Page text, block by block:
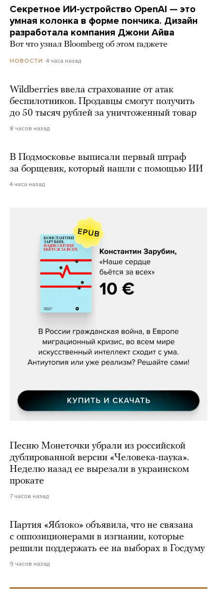
Секретное ИИ-устройство OpenAI — это
умная колонка в форме пончика. Дизайн
разработала компания Джони Айва
Вот что узнал Bloomberg об этом гаджете
НОВОСТИ 4 часа назад
Wildberries ввела страхование от атак
беспилотников. Продавцы смогут получить
до 50 тысяч рублей за уничтоженный товар
8 часов назад
В Подмосковье выписали первый штраф
за борщевик, который нашли с помощью ИИ
4 часа назад
Константин Зарубин, «Наше сердце
Песню Монеточки убрали из российской
дублированной версии «Человека-паука».
Неделю назад ее вырезали в украинском
прокате
7 часов назад
Партия «Яблоко» объявила, что не связана
с оппозиционерами в изгнании, которые
решили поддержать ее на выборах в Госдуму
9 часов назад